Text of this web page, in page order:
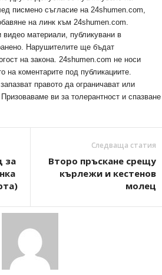
писмено съгласие на 24shumen.com,
на линк към 24shumen.com.
видео материали, публикувани в
Нарушителите ще бъдат
на закона. 24shumen.com не носи
на коментарите под публикациите.
правото да ограничават или
ви за толерантност и спазване
за
Следваща статия
Второ пръскане срещу
кърлежи и кестенов
молец